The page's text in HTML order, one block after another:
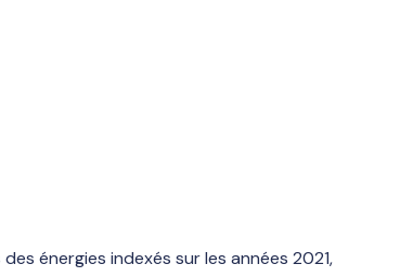
énergies indexés sur les années 2021,